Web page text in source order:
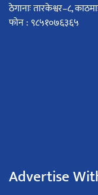
ठेगानाः तारकेश्वर–८,
फोन : ९८५१०७६३६५
Advertise